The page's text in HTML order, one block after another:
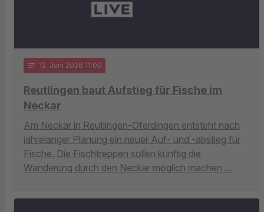
notes 12. Juni 2026 11:00
Reutlingen baut Aufstieg für Fische im
Neckar
Am Neckar in Reutlingen-Oferdingen entsteht nach
jahrelanger Planung ein neuer Auf- und -abstieg für
Fische. Die Fischtreppen sollen künftig die
Wanderung durch den Neckar möglich machen …